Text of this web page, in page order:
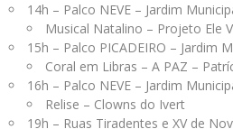
14h – Palco NEVE – Jardim
Musical Natalino – Projeto Ele
15h – Palco PICADEIRO – Jardim
Coral em Libras – A PAZ –
16h – Palco NEVE – Jardim
Relise – Clowns do Ivert
19h – Ruas Tiradentes e XV de